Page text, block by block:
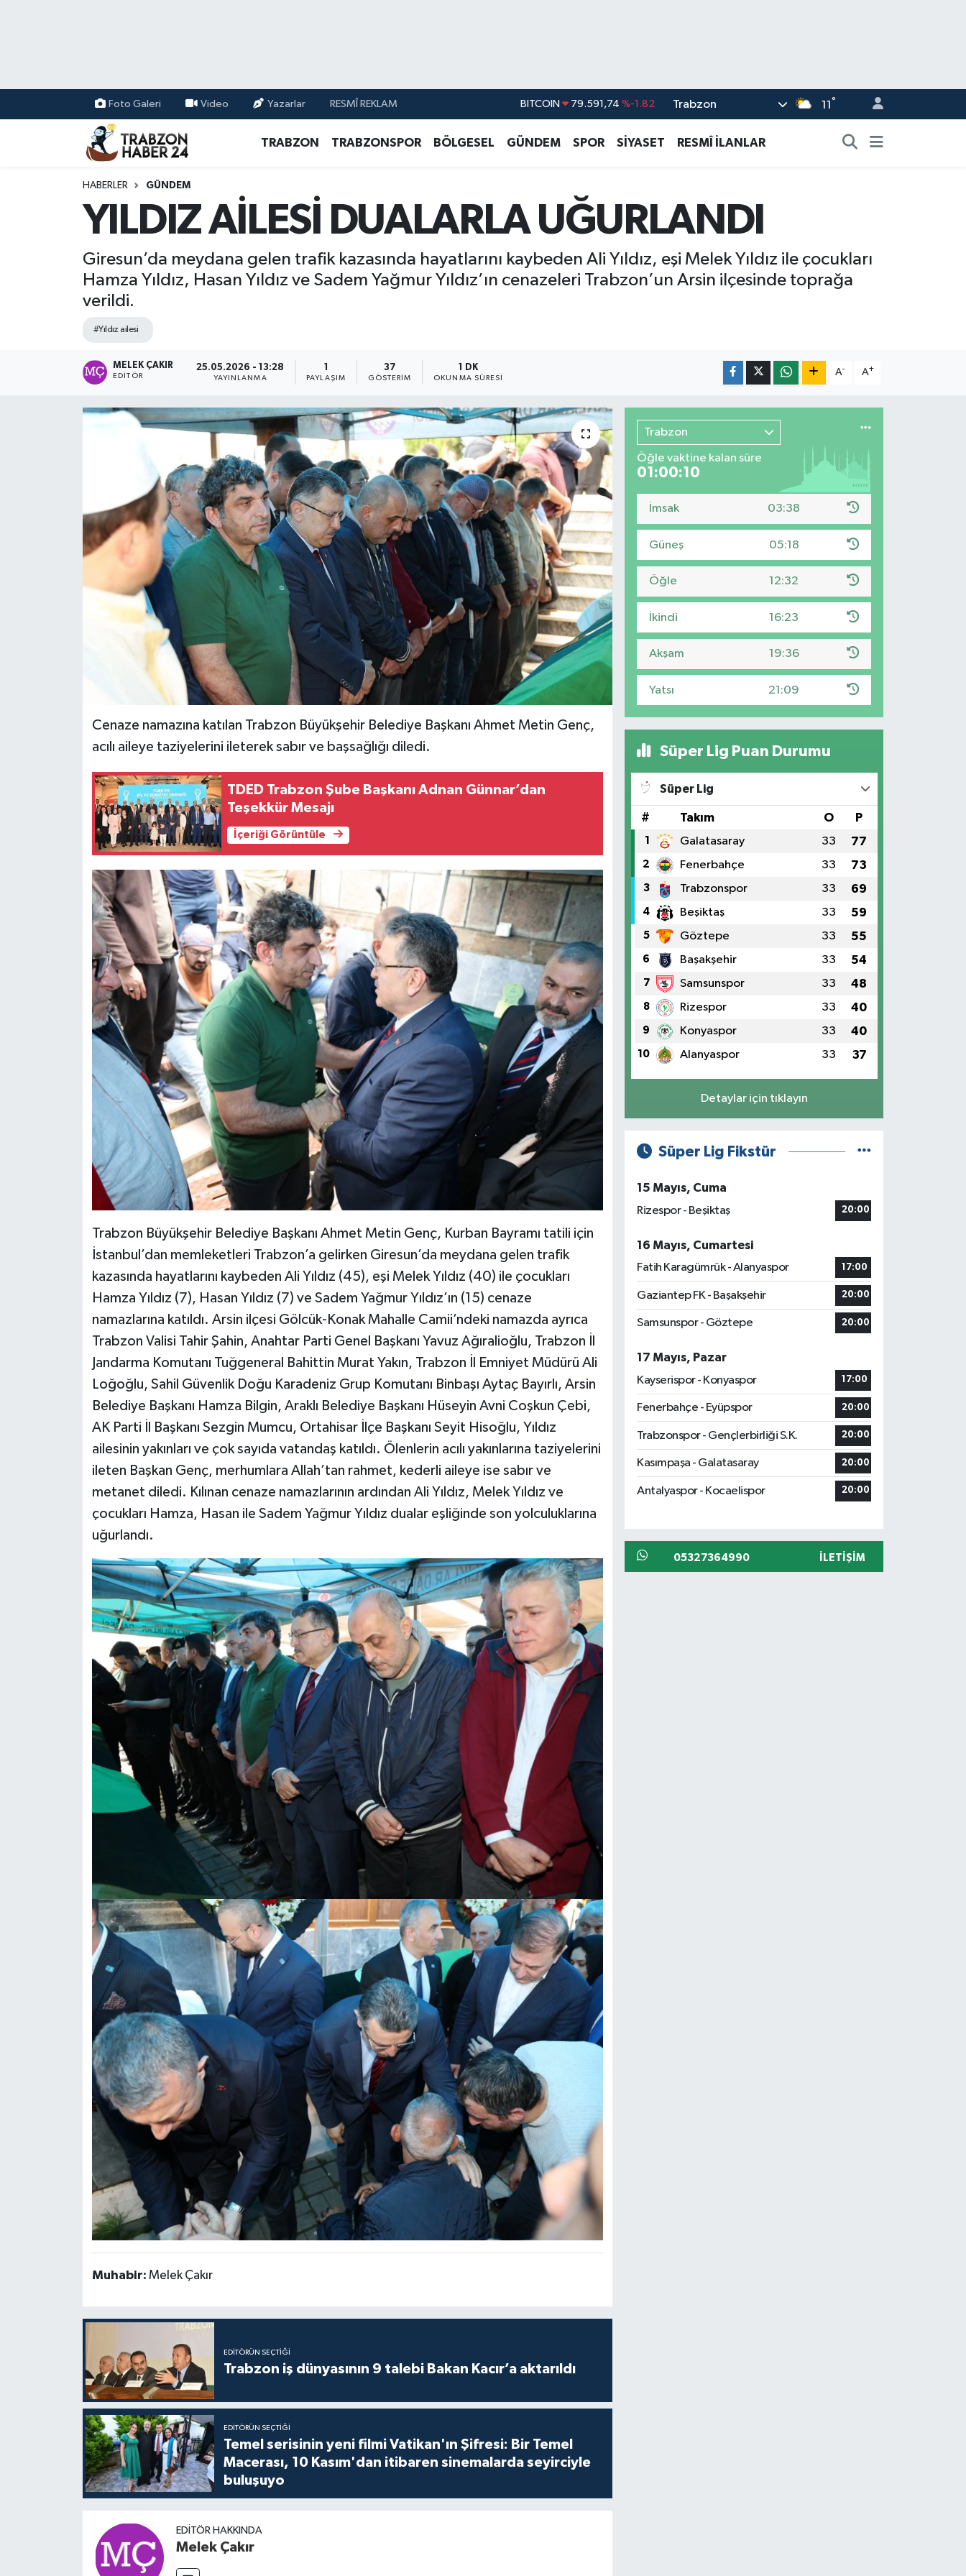
Foto Galeri Video Yazarlar RESMÎ REKLAM DOLAR 45,43620 %0.02
BİST100 14.598,00 %0
BITCOIN 79.591,74 %-1.82
Trabzon 11 °
TRABZON TRABZONSPOR BÖLGESEL GÜNDEM SPOR SİYASET RESMÎ İLANLAR
HABERLER GÜNDEM
YILDIZ AİLESİ DUALARLA UĞURLANDI
Giresun’da meydana gelen trafik kazasında hayatlarını kaybeden Ali Yıldız, eşi Melek Yıldız ile çocukları
Hamza Yıldız, Hasan Yıldız ve Sadem Yağmur Yıldız’ın cenazeleri Trabzon’un Arsin ilçesinde toprağa
verildi.
#Yıldız ailesi
MELEK ÇAKIR
EDITÖR
25.05.2026 - 13:28
YAYINLANMA
1
PAYLAŞIM
37
GÖSTERIM
1 DK
OKUNMA SÜRESI
A- A+
Cenaze namazına katılan Trabzon Büyükşehir Belediye Başkanı Ahmet Metin Genç,
acılı aileye taziyelerini ileterek sabır ve başsağlığı diledi.
TDED Trabzon Şube Başkanı Adnan Günnar’dan
Teşekkür Mesajı
İçeriği Görüntüle
Trabzon Büyükşehir Belediye Başkanı Ahmet Metin Genç, Kurban Bayramı tatili için
İstanbul’dan memleketleri Trabzon’a gelirken Giresun’da meydana gelen trafik
kazasında hayatlarını kaybeden Ali Yıldız (45), eşi Melek Yıldız (40) ile çocukları
Hamza Yıldız (7), Hasan Yıldız (7) ve Sadem Yağmur Yıldız’ın (15) cenaze
namazlarına katıldı. Arsin ilçesi Gölcük-Konak Mahalle Camii’ndeki namazda ayrıca
Trabzon Valisi Tahir Şahin, Anahtar Parti Genel Başkanı Yavuz Ağıralioğlu, Trabzon İl
Jandarma Komutanı Tuğgeneral Bahittin Murat Yakın, Trabzon İl Emniyet Müdürü Ali
Loğoğlu, Sahil Güvenlik Doğu Karadeniz Grup Komutanı Binbaşı Aytaç Bayırlı, Arsin
Belediye Başkanı Hamza Bilgin, Araklı Belediye Başkanı Hüseyin Avni Coşkun Çebi,
AK Parti İl Başkanı Sezgin Mumcu, Ortahisar İlçe Başkanı Seyit Hisoğlu, Yıldız
ailesinin yakınları ve çok sayıda vatandaş katıldı. Ölenlerin acılı yakınlarına taziyelerini
ileten Başkan Genç, merhumlara Allah’tan rahmet, kederli aileye ise sabır ve
metanet diledi. Kılınan cenaze namazlarının ardından Ali Yıldız, Melek Yıldız ve
çocukları Hamza, Hasan ile Sadem Yağmur Yıldız dualar eşliğinde son yolculuklarına
uğurlandı.
Muhabir: Melek Çakır
EDITÖRÜN SEÇTIĞI
Trabzon iş dünyasının 9 talebi Bakan Kacır’a aktarıldı
EDITÖRÜN SEÇTIĞI
Temel serisinin yeni filmi Vatikan'ın Şifresi: Bir Temel
Macerası, 10 Kasım'dan itibaren sinemalarda seyirciyle
buluşuyo
EDITÖR HAKKINDA
Melek Çakır
Trabzon
Öğle vaktine kalan süre
01:00:08
İmsak 03:38
Güneş 05:18
Öğle 12:32
İkindi 16:23
Akşam 19:36
Yatsı 21:09
Süper Lig Puan Durumu
Süper Lig
# Takım O P
1 Galatasaray 33 77
2 Fenerbahçe 33 73
3 Trabzonspor 33 69
4 Beşiktaş 33 59
5 Göztepe 33 55
6 Başakşehir 33 54
7 Samsunspor 33 48
8 Rizespor 33 40
9 Konyaspor 33 40
10 Alanyaspor 33 37
Detaylar için tıklayın
Süper Lig Fikstür
15 Mayıs, Cuma
Rizespor - Beşiktaş
20:00
16 Mayıs, Cumartesi
Fatih Karagümrük - Alanyaspor
17:00
Gaziantep FK - Başakşehir 20:00
Samsunspor - Göztepe 20:00
17 Mayıs, Pazar
Kayserispor - Konyaspor
17:00
Fenerbahçe - Eyüpspor 20:00
Trabzonspor - Gençlerbirliği S.K. 20:00
Kasımpaşa - Galatasaray 20:00
Antalyaspor - Kocaelispor 20:00
05327364990 İLETIŞIM
Hava Durumu
Namaz Vakitleri
Trafik Durumu
Tüm Manşetler
Son Dakika Haberleri